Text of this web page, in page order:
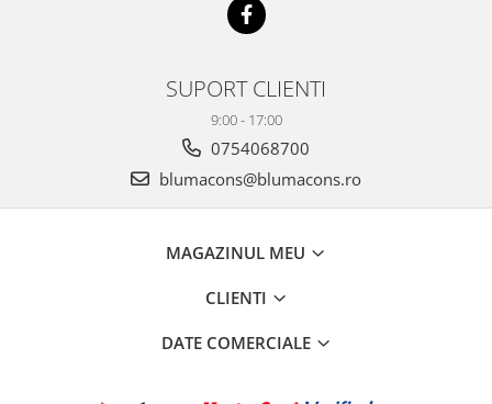
SUPORT CLIENTI
9:00 - 17:00
0754068700
blumacons@blumacons.ro
MAGAZINUL MEU
CLIENTI
DATE COMERCIALE